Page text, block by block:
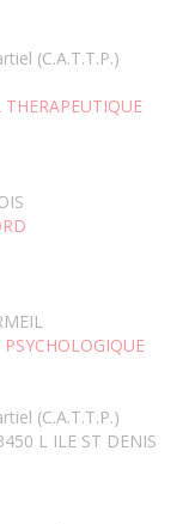
(C.A.T.T.P.)
(C.A.T.T.P.)
L ILE ST DENIS